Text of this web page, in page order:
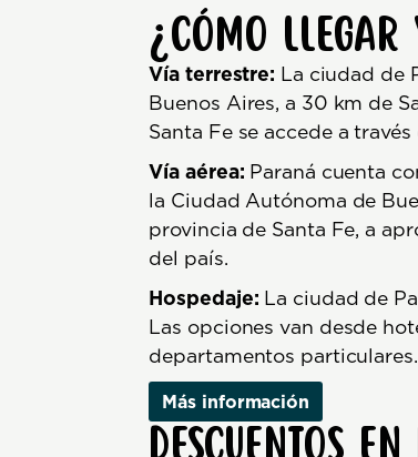
¿Cómo llegar
Vía terrestre: La ciudad de
Buenos Aires, a 30 km de
Santa Fe se accede a
Vía aérea: Paraná cuenta
la Ciudad Autónoma de
provincia de Santa Fe, a
del país.
Hospedaje: La ciudad de
Las opciones van desde
departamentos particulares.
Más información
Descuentos